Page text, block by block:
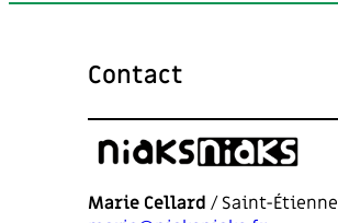
Contact
Marie Cellard / Saint-Étienne